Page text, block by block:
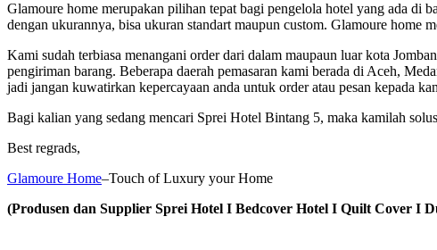
Glamoure home merupakan pilihan tepat bagi pengelola hotel yang ada di
dengan ukurannya, bisa ukuran standart maupun custom. Glamoure home
Kami sudah terbiasa menangani order dari dalam maupaun luar kota
pengiriman barang. Beberapa daerah pemasaran kami berada di Aceh,
jadi jangan kuwatirkan kepercayaan anda untuk order atau pesan kepada
Bagi kalian yang sedang mencari Sprei Hotel Bintang 5, maka kamilah
Best regrads,
Glamoure Home–Touch of Luxury your Home
(Produsen dan Supplier Sprei Hotel I Bedcover Hotel I Quilt Cover